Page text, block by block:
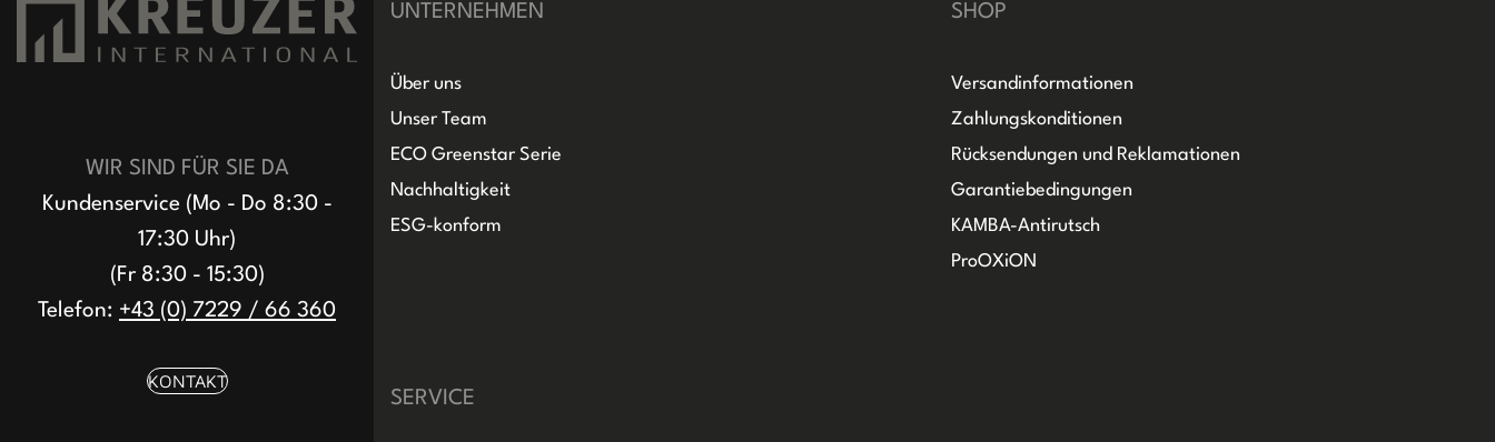
WIR SIND FÜR SIE DA
Kundenservice (Mo - Do 8:30 -
17:30 Uhr)
(Fr 8:30 - 15:30)
Telefon: +43 (0) 7229 / 66 360
KONTAKT
UNTERNEHMEN
Über uns
Unser Team
ECO Greenstar Serie
Nachhaltigkeit
ESG-konform
SHOP
Versandinformationen
Zahlungskonditionen
Rücksendungen und Reklamationen
Garantiebedingungen
KAMBA-Antirutsch
ProOXiON
SERVICE